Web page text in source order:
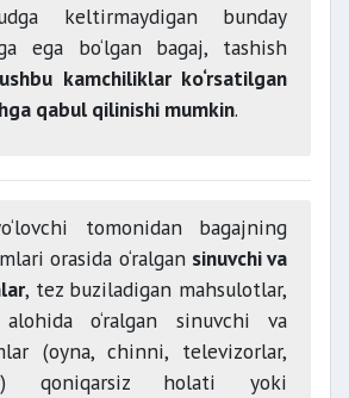
keltirmaydigan bunday
ega bo‘lgan bagaj, tashish
ushbu kamchiliklar ko‘rsatilgan
qabul qilinishi mumkin.
tomonidan bagajning
orasida o‘ralgan sinuvchi va
, tez buziladigan mahsulotlar,
o‘ralgan sinuvchi va
(oyna, chinni, televizorlar,
qoniqarsiz holati yoki